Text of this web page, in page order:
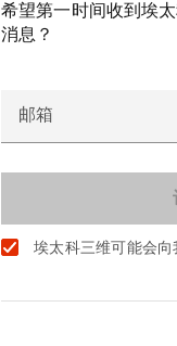
希望第一时间收到埃
消息？
邮箱
埃太科三维可能会